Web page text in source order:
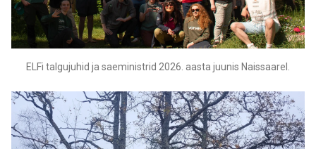
ELFi talgujuhid ja saeministrid 2026. aasta juunis Naissaarel.